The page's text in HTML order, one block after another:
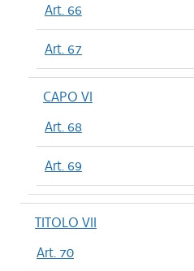
Art. 66
Art. 67
CAPO VI
Art. 68
Art. 69
TITOLO VII
Art. 70